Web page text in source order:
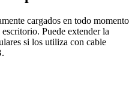
cargados en todo momento
Puede extender la
si los utiliza con cable